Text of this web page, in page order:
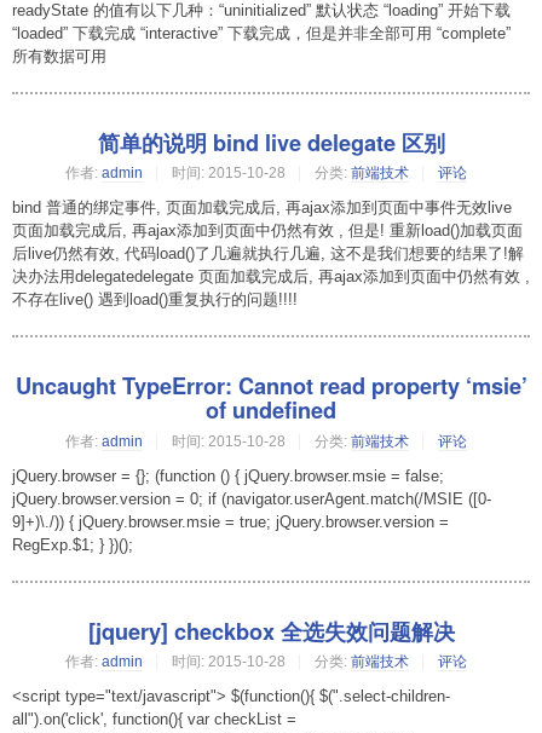
readyState 的值有以下几种：“uninitialized” 默认状态 “loading” 开始下载
“loaded” 下载完成 “interactive” 下载完成，但是并非全部可用 “complete”
所有数据可用
简单的说明 bind live delegate 区别
作者: admin 时间: 2015-10-28 分类: 前端技术 评论
bind 普通的绑定事件, 页面加载完成后, 再ajax添加到页面中事件无效live
页面加载完成后, 再ajax添加到页面中仍然有效 , 但是! 重新load()加载页面
后live仍然有效, 代码load()了几遍就执行几遍, 这不是我们想要的结果了!解
决办法用delegatedelegate 页面加载完成后, 再ajax添加到页面中仍然有效 ,
不存在live() 遇到load()重复执行的问题!!!!
Uncaught TypeError: Cannot read property ‘msie’
of undefined
作者: admin 时间: 2015-10-28 分类: 前端技术 评论
jQuery.browser = {}; (function () { jQuery.browser.msie = false;
jQuery.browser.version = 0; if (navigator.userAgent.match(/MSIE ([0-
9]+)\./)) { jQuery.browser.msie = true; jQuery.browser.version =
RegExp.$1; } })();
[jquery] checkbox 全选失效问题解决
作者: admin 时间: 2015-10-28 分类: 前端技术 评论
<script type="text/javascript"> $(function(){ $(".select-children-
all").on('click', function(){ var checkList =